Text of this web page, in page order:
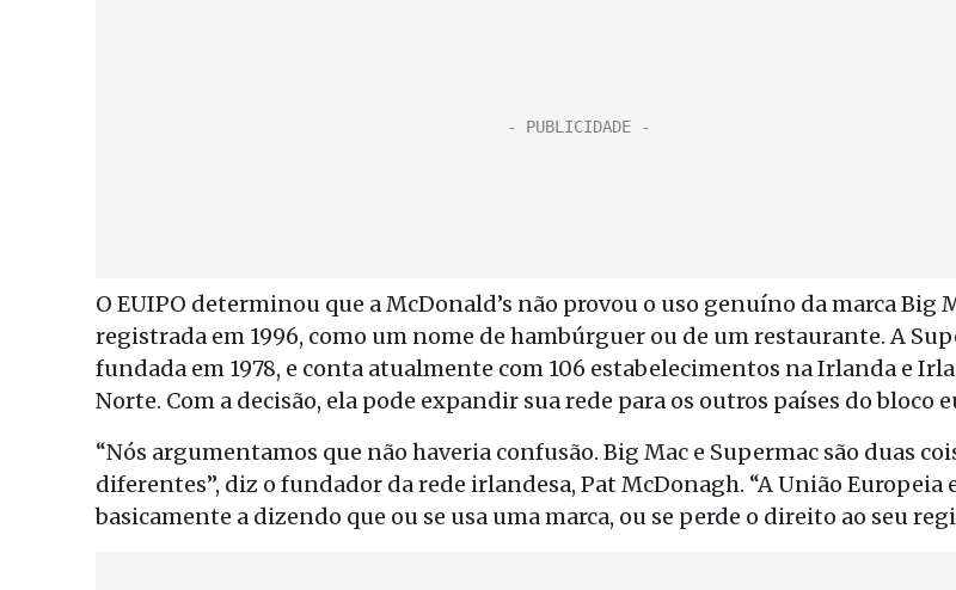
O EUIPO determinou que a McDonald’s não provou o uso genuíno da marca Big
registrada em 1996, como um nome de hambúrguer ou de um restaurante. A
fundada em 1978, e conta atualmente com 106 estabelecimentos na Irlanda e
Norte. Com a decisão, ela pode expandir sua rede para os outros países do bloco
“Nós argumentamos que não haveria confusão. Big Mac e Supermac são duas
diferentes”, diz o fundador da rede irlandesa, Pat McDonagh. “A União Europeia
basicamente a dizendo que ou se usa uma marca, ou se perde o direito ao seu